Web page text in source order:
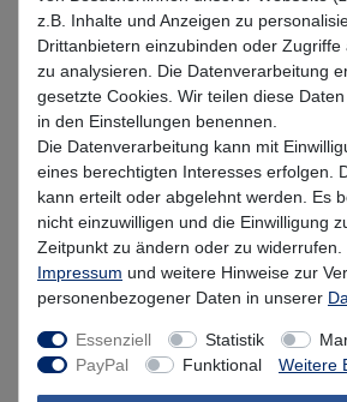
Wunschliste
Kundenbewertung
Produktsicherheit
Kundenrezensionen (0)
z.B. Inhalte und Anzeigen zu
Drittanbietern einzubinden oder
zu analysieren. Die Datenverarbeitung
gesetzte Cookies. Wir teilen diese
in den Einstellungen benennen.
Die Datenverarbeitung kann mit
eines berechtigten Interesses erfolgen.
kann erteilt oder abgelehnt werden. Es
nicht einzuwilligen und die Einwilligung
Zeitpunkt zu ändern oder zu
Impressum und weitere Hinweise zur
personenbezogener Daten in unserer
Essenziell Statistik
PayPal
Funktional Weitere